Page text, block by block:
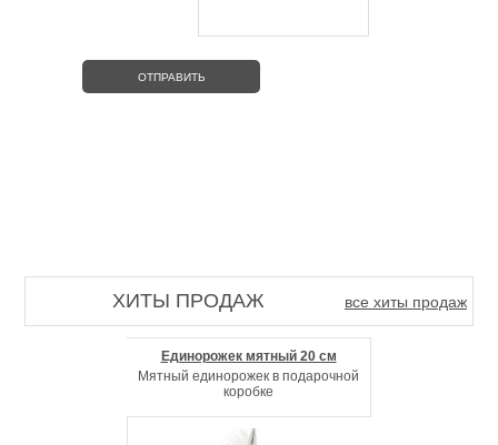
все хиты продаж
ХИТЫ ПРОДАЖ
Единорожек мятный 20 см
Мятный единорожек в подарочной
коробке